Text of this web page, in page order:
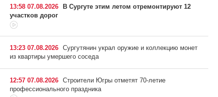
13:58 07.08.2026
В Сургуте этим летом отремонтируют 12
участков дорог
13:23 07.08.2026 Сургутянин украл оружие и коллекцию монет
из квартиры умершего соседа
12:57 07.08.2026 Строители Югры отметят 70-летие
профессионального праздника